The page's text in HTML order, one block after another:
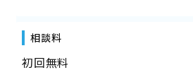
相談料
初回無料